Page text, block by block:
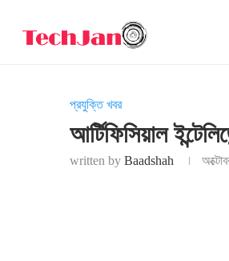
প্রযুক্তি খবর
আর্টিফিসিয়াল
written by Baadshah